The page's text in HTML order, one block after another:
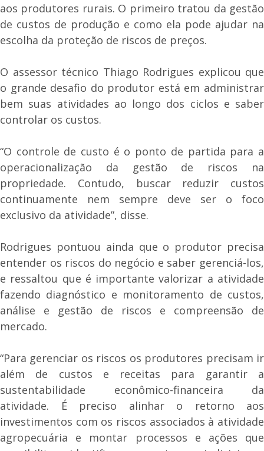
aos produtores rurais. O primeiro tratou da gestão
de custos de produção e como ela pode ajudar na
escolha da proteção de riscos de preços.
O assessor técnico Thiago Rodrigues explicou que
o grande desafio do produtor está em administrar
bem suas atividades ao longo dos ciclos e saber
controlar os custos.
“O controle de custo é o ponto de partida para a
operacionalização da gestão de riscos na
propriedade. Contudo, buscar reduzir custos
continuamente nem sempre deve ser o foco
exclusivo da atividade”, disse.
Rodrigues pontuou ainda que o produtor precisa
entender os riscos do negócio e saber gerenciá-los,
e ressaltou que é importante valorizar a atividade
fazendo diagnóstico e monitoramento de custos,
análise e gestão de riscos e compreensão de
mercado.
“Para gerenciar os riscos os produtores precisam ir
além de custos e receitas para garantir a
sustentabilidade econômico-financeira da
atividade. É preciso alinhar o retorno aos
investimentos com os riscos associados à atividade
agropecuária e montar processos e ações que